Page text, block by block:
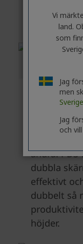
Vi
land.
som
Jag
men
Sverige
Jag
och